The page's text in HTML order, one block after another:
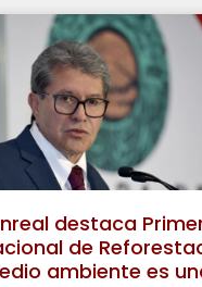
y coordinador del
Morena, Ricardo
de […]
destaca
de
ambiente es